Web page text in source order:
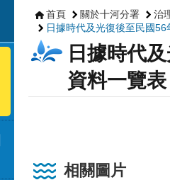
首頁 關於十河分署 治
日據時代及光復後至民國
日據時代
資料一覽表
相關圖片